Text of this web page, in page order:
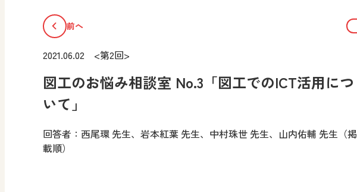
前へ
2021.06.02 <第2回>
図工のお悩み相談室 No.3「図工でのICT活用につ
いて」
回答者：西尾環 先生、岩本紅葉 先生、中村珠世 先生、山内佑輔 先生（掲
載順）